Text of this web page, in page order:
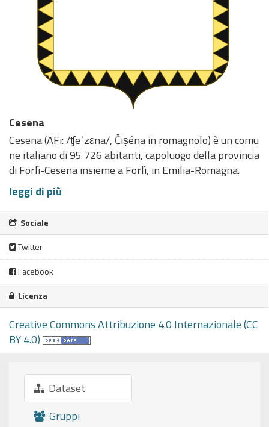
Cesena
Cesena (AFi: /ʧeˈzεna/, Čiṣéna in romagnolo) è un comu
ne italiano di 95 726 abitanti, capoluogo della provincia
di Forlì-Cesena insieme a Forlì, in Emilia-Romagna.
leggi di più
Sociale
Twitter
Facebook
Licenza
Creative Commons Attribuzione 4.0 Internazionale (CC
BY 4.0)
Dataset
Gruppi